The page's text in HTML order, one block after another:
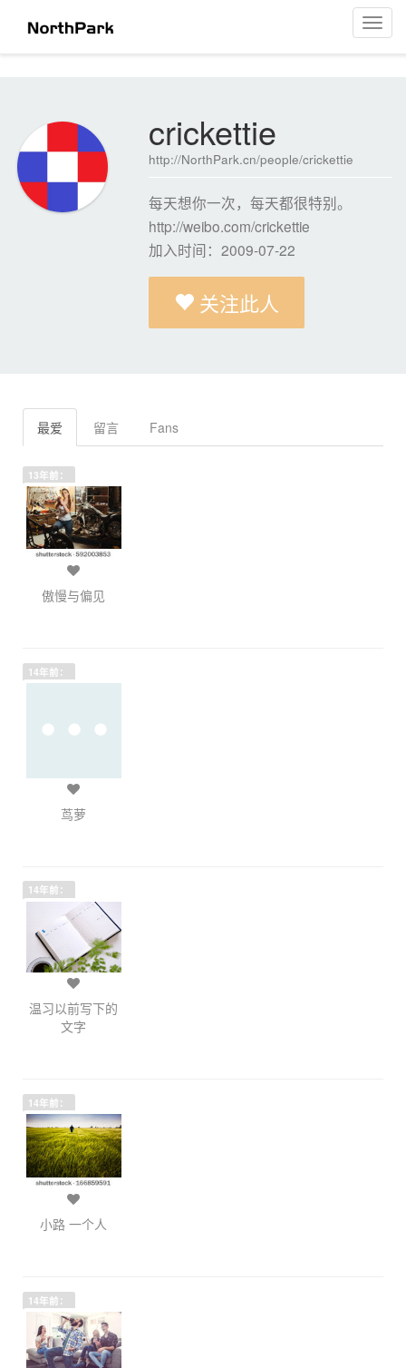
菜
单
crickettie
http://NorthPark.cn/people/crickettie
每天想你一次，每天都很特别。
http://weibo.com/crickettie
加入时间：2009-07-22
关注此人
最爱 留言 Fans
13年前：
傲慢与偏见
14年前：
茑萝
14年前：
温习以前写下的
文字
14年前：
小路 一个人
14年前：